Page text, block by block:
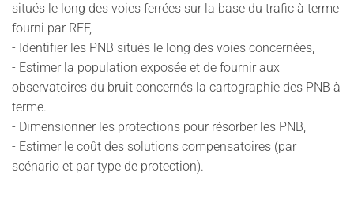
situés le long des voies ferrées sur la base du trafic à terme
fourni par RFF,
- Identifier les PNB situés le long des voies concernées,
- Estimer la population exposée et de fournir aux
observatoires du bruit concernés la cartographie des PNB à
terme.
- Dimensionner les protections pour résorber les PNB,
- Estimer le coût des solutions compensatoires (par
scénario et par type de protection).